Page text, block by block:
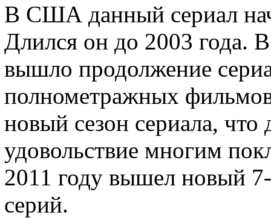
В США данный сериал
Длился он до 2003 года.
вышло продолжение
полнометражных
новый сезон сериала,
удовольствие многим
2011 году вышел новый
серий.